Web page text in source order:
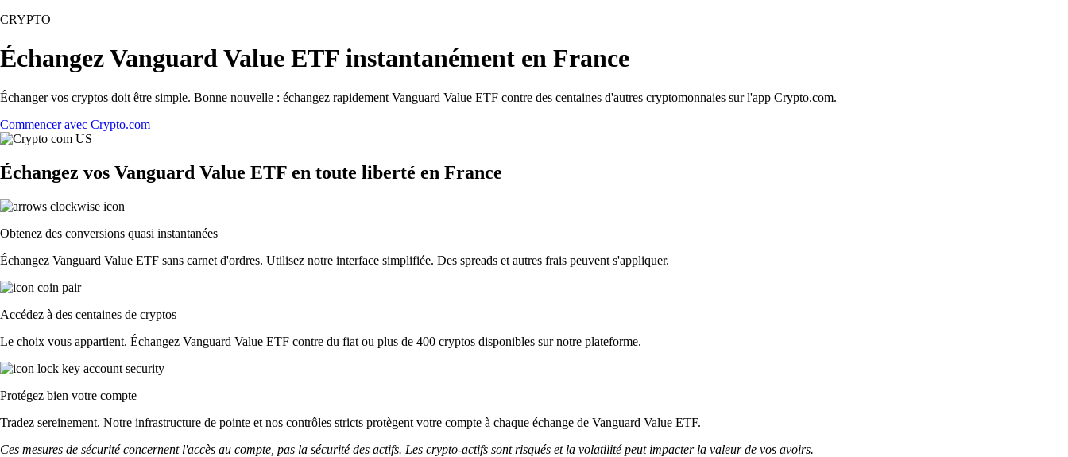
CRYPTO
Échangez Vanguard Value ETF instantanément en France
Échanger vos cryptos doit être simple. Bonne nouvelle : échangez rapidement Vanguard Value ETF contre des centaines d'autres cryptomonnaies sur l'app Crypto.com.
Commencer avec Crypto.com
Échangez vos Vanguard Value ETF en toute liberté en France
Obtenez des conversions quasi instantanées
Échangez Vanguard Value ETF sans carnet d'ordres. Utilisez notre interface simplifiée. Des spreads et autres frais peuvent s'appliquer.
Accédez à des centaines de cryptos
Le choix vous appartient. Échangez Vanguard Value ETF contre du fiat ou plus de 400 cryptos disponibles sur notre plateforme.
Protégez bien votre compte
Tradez sereinement. Notre infrastructure de pointe et nos contrôles stricts protègent votre compte à chaque échange de Vanguard Value ETF.
Ces mesures de sécurité concernent l'accès au compte, pas la sécurité des actifs. Les crypto-actifs sont risqués et la volatilité peut impacter la valeur de vos avoirs.